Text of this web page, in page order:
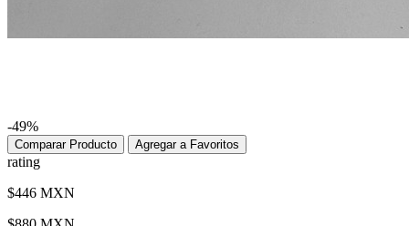
-49%
Comparar Producto Agregar a Favoritos
rating
$446 MXN